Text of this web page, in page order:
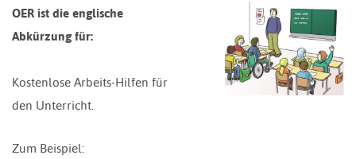
OER ist die englische
Abkürzung für:
Kostenlose Arbeits-Hilfen für
den Unterricht.
Zum Beispiel: